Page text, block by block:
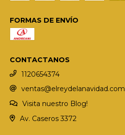
FORMAS DE ENVÍO
CONTACTANOS
1120654374
ventas@elreydelanavidad.com
Visita nuestro Blog!
Av. Caseros 3372